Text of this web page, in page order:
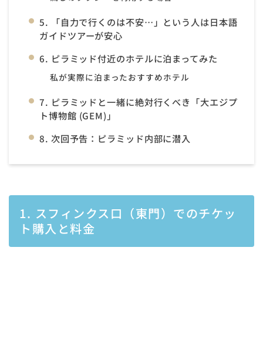
5. 「自力で行くのは不安…」という人は日本語
ガイドツアーが安心
6. ピラミッド付近のホテルに泊まってみた
私が実際に泊まったおすすめホテル
7. ピラミッドと一緒に絶対行くべき「大エジプ
ト博物館 (GEM)」
8. 次回予告：ピラミッド内部に潜入
1. スフィンクス口（東門）でのチケッ
ト購入と料金